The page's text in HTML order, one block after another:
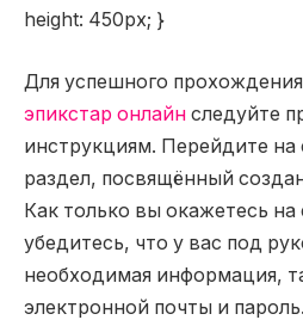
height: 450px; }
Для успешного
эпикстар онлайн следуйте
инструкциям. Перейдите на
раздел, посвящённый
Как только вы окажетесь
убедитесь, что у вас под
необходимая информация,
электронной почты и